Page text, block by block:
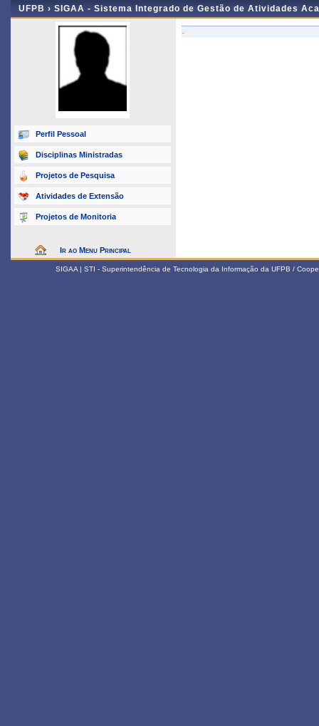
UFPB › SIGAA - Sistema Integrado de Gestão de Atividades
Perfil Pessoal
Disciplinas Ministradas
Projetos de Pesquisa
Atividades de Extensão
Projetos de Monitoria
Ir ao Menu Principal
-
SIGAA | STI - Superintendência de Tecnologia da Informação da UFPB /